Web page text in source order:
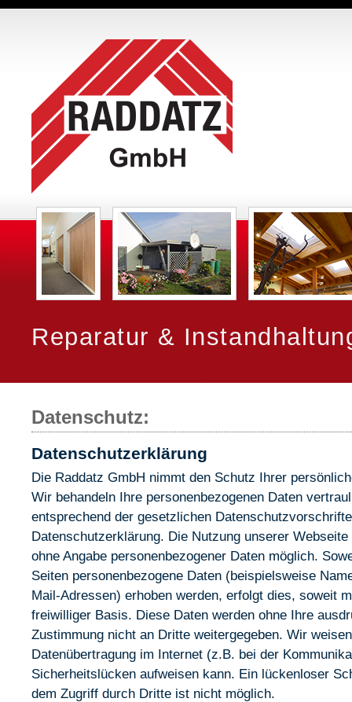
Reparatur &
Datenschutz:
Datenschutzerklärung
Die Raddatz GmbH nimmt den Schutz Ihrer
Wir behandeln Ihre personenbezogenen Daten
entsprechend der gesetzlichen
Datenschutzerklärung. Die Nutzung unserer
ohne Angabe personenbezogener Daten möglich.
Seiten personenbezogene Daten (beispielsweise
Mail-Adressen) erhoben werden, erfolgt dies, soweit
freiwilliger Basis. Diese Daten werden ohne Ihre
Zustimmung nicht an Dritte weitergegeben. Wir
Datenübertragung im Internet (z.B. bei der
Sicherheitslücken aufweisen kann. Ein lückenloser
dem Zugriff durch Dritte ist nicht möglich.